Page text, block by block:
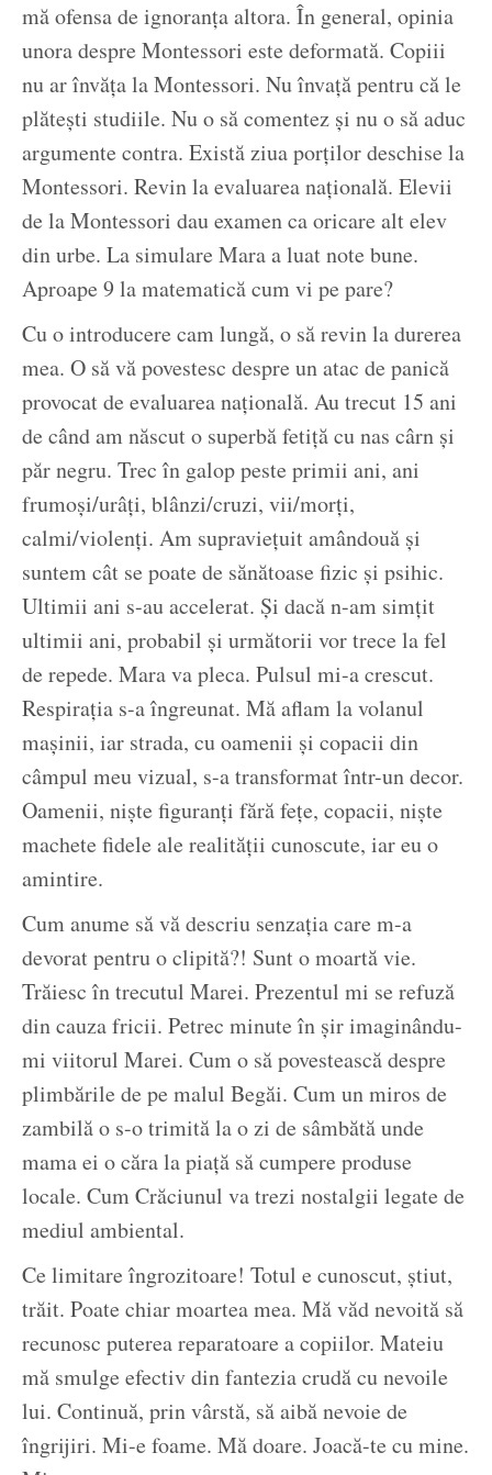
mă ofensa de ignoranța altora. În general, opinia
unora despre Montessori este deformată. Copiii
nu ar învăța la Montessori. Nu învață pentru că le
plătești studiile. Nu o să comentez și nu o să aduc
argumente contra. Există ziua porților deschise la
Montessori. Revin la evaluarea națională. Elevii
de la Montessori dau examen ca oricare alt elev
din urbe. La simulare Mara a luat note bune.
Aproape 9 la matematică cum vi pe pare?
Cu o introducere cam lungă, o să revin la durerea
mea. O să vă povestesc despre un atac de panică
provocat de evaluarea națională. Au trecut 15 ani
de când am născut o superbă fetiță cu nas cârn și
păr negru. Trec în galop peste primii ani, ani
frumoși/urâți, blânzi/cruzi, vii/morți,
calmi/violenți. Am supraviețuit amândouă și
suntem cât se poate de sănătoase fizic și psihic.
Ultimii ani s-au accelerat. Și dacă n-am simțit
ultimii ani, probabil și următorii vor trece la fel
de repede. Mara va pleca. Pulsul mi-a crescut.
Respirația s-a îngreunat. Mă aflam la volanul
mașinii, iar strada, cu oamenii și copacii din
câmpul meu vizual, s-a transformat într-un decor.
Oamenii, niște figuranți fără fețe, copacii, niște
machete fidele ale realității cunoscute, iar eu o
amintire.
Cum anume să vă descriu senzația care m-a
devorat pentru o clipită?! Sunt o moartă vie.
Trăiesc în trecutul Marei. Prezentul mi se refuză
din cauza fricii. Petrec minute în șir imaginându-
mi viitorul Marei. Cum o să povestească despre
plimbările de pe malul Begăi. Cum un miros de
zambilă o s-o trimită la o zi de sâmbătă unde
mama ei o căra la piață să cumpere produse
locale. Cum Crăciunul va trezi nostalgii legate de
mediul ambiental.
Ce limitare îngrozitoare! Totul e cunoscut, știut,
trăit. Poate chiar moartea mea. Mă văd nevoită să
recunosc puterea reparatoare a copiilor. Mateiu
mă smulge efectiv din fantezia crudă cu nevoile
lui. Continuă, prin vârstă, să aibă nevoie de
îngrijiri. Mi-e foame. Mă doare. Joacă-te cu mine.